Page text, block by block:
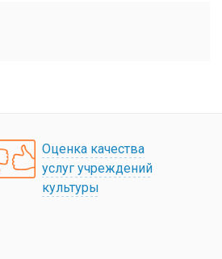
Оценка качества
услуг учреждений
культуры